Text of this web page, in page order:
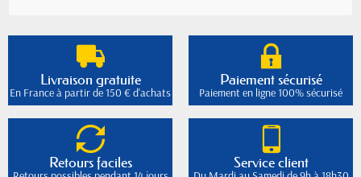
Livraison gratuite
En France à partir de 150 € d'achats
Paiement sécurisé
Paiement en ligne 100% sécurisé
Retours faciles Service client